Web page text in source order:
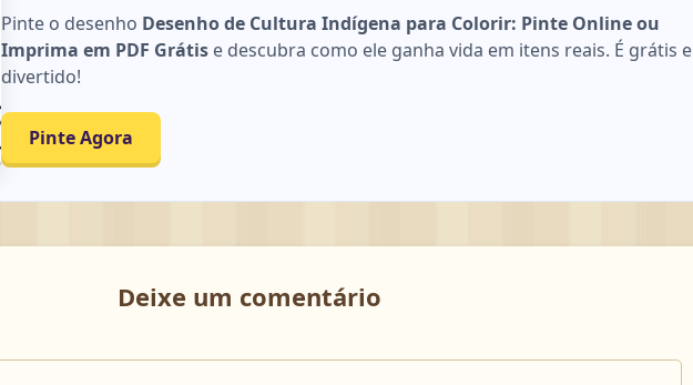
Pinte o desenho Desenho de Cultura Indígena para Colorir: Pinte Online ou
Imprima em PDF Grátis e descubra como ele ganha vida em itens reais. É grátis e
divertido!
Pinte Agora
Deixe um comentário